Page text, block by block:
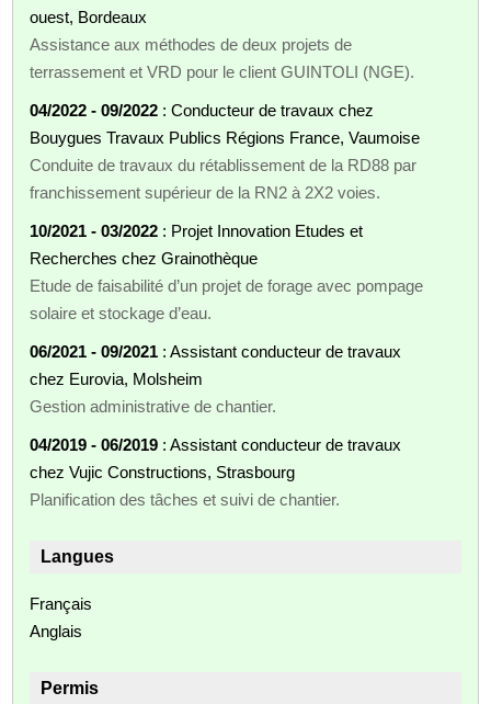
ouest, Bordeaux
Assistance aux méthodes de deux projets de
terrassement et VRD pour le client GUINTOLI (NGE).
04/2022 - 09/2022 : Conducteur de travaux chez
Bouygues Travaux Publics Régions France, Vaumoise
Conduite de travaux du rétablissement de la RD88 par
franchissement supérieur de la RN2 à 2X2 voies.
10/2021 - 03/2022 : Projet Innovation Etudes et
Recherches chez Grainothèque
Etude de faisabilité d’un projet de forage avec pompage
solaire et stockage d’eau.
06/2021 - 09/2021 : Assistant conducteur de travaux
chez Eurovia, Molsheim
Gestion administrative de chantier.
04/2019 - 06/2019 : Assistant conducteur de travaux
chez Vujic Constructions, Strasbourg
Planification des tâches et suivi de chantier.
Langues
Français
Anglais
Permis